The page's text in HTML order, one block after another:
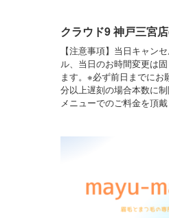
クラウド9 神戸三宮
【注意事項】当日キャン
ル、当日のお時間変更は
ます。※必ず前日までにお
分以上遅刻の場合本数に
メニューでのご料金を頂戴